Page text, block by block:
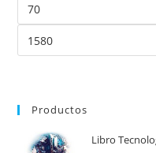
mínimo
máximo
Productos
Libro